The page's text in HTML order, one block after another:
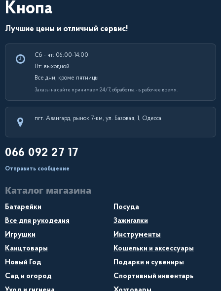
Кнопа
Лучшие цены и отличный сервис!
Сб - чт: 06:00-14:00
Пт: выходной
Все дни, кроме пятницы
Заказы на сайте принимаем 24/7, обработка - в рабочее время.
пгт. Авангард, рынок 7-км, ул. Базовая, 1, Одесса
066 092 27 17
Отправить сообщение
Каталог магазина
Батарейки
Посуда
Все для рукоделия
Зажигалки
Игрушки
Инструменты
Канцтовары
Кошельки и аксессуары
Новый Год
Подарки и сувениры
Сад и огород
Спортивный инвентарь